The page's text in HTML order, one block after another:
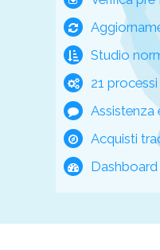
Studio
21
Acquisti